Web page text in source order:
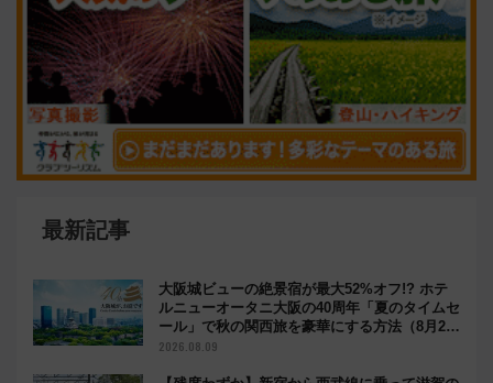
最新記事
大阪城ビューの絶景宿が最大52%オフ!? ホテ
ルニューオータニ大阪の40周年「夏のタイムセ
ール」で秋の関西旅を豪華にする方法（8月20
日まで！）
2026.08.09